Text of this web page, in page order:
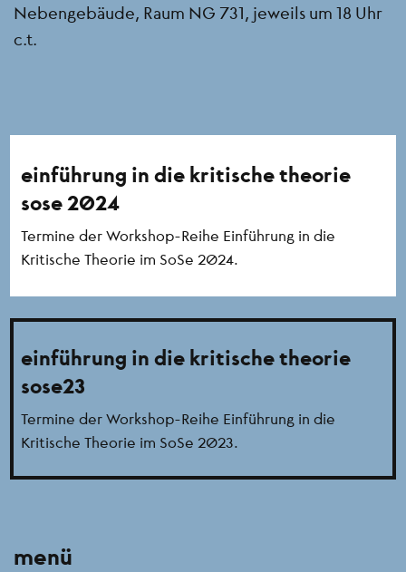
Nebengebäude, Raum NG 731, jeweils um 18 Uhr
c.t.
einführung in die kritische theorie
sose 2024
Termine der Workshop-Reihe Einführung in die
Kritische Theorie im SoSe 2024.
einführung in die kritische theorie
sose23
Termine der Workshop-Reihe Einführung in die
Kritische Theorie im SoSe 2023.
menü